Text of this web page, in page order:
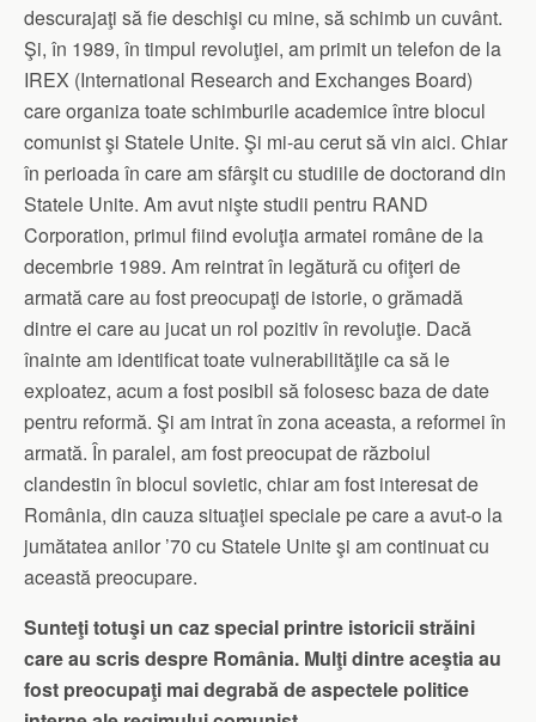
descurajaţi să fie deschişi cu mine, să schimb un cuvânt.
Şi, în 1989, în timpul revoluţiei, am primit un telefon de la
IREX (International Research and Exchanges Board)
care organiza toate schimburile academice între blocul
comunist şi Statele Unite. Şi mi-au cerut să vin aici. Chiar
în perioada în care am sfârşit cu studiile de doctorand din
Statele Unite. Am avut nişte studii pentru RAND
Corporation, primul fiind evoluţia armatei române de la
decembrie 1989. Am reintrat în legătură cu ofiţeri de
armată care au fost preocupaţi de istorie, o grămadă
dintre ei care au jucat un rol pozitiv în revoluţie. Dacă
înainte am identificat toate vulnerabilităţile ca să le
exploatez, acum a fost posibil să folosesc baza de date
pentru reformă. Şi am intrat în zona aceasta, a reformei în
armată. În paralel, am fost preocupat de războiul
clandestin în blocul sovietic, chiar am fost interesat de
România, din cauza situaţiei speciale pe care a avut-o la
jumătatea anilor ’70 cu Statele Unite şi am continuat cu
această preocupare.
Sunteţi totuşi un caz special printre istoricii străini
care au scris despre România. Mulţi dintre aceştia au
fost preocupaţi mai degrabă de aspectele politice